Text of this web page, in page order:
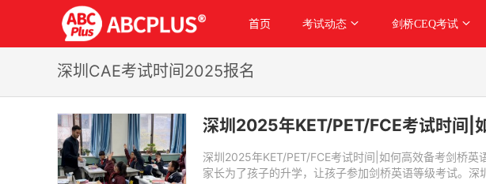
首页 考试动态 剑桥CEQ考试
深圳CAE考试时间2025报名
深圳2025年KET/PET/FCE考试时间|
深圳2025年KET/PET/FCE考试时间|如何高效备考剑桥
家长为了孩子的升学，让孩子参加剑桥英语等级考试。深